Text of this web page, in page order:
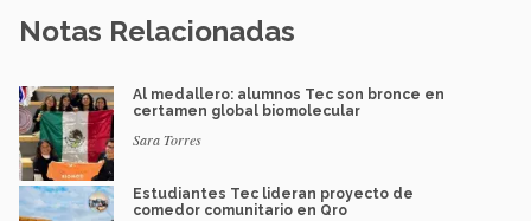
Notas Relacionadas
Al medallero: alumnos Tec son bronce en
certamen global biomolecular
Sara Torres
Estudiantes Tec lideran proyecto de
comedor comunitario en Qro